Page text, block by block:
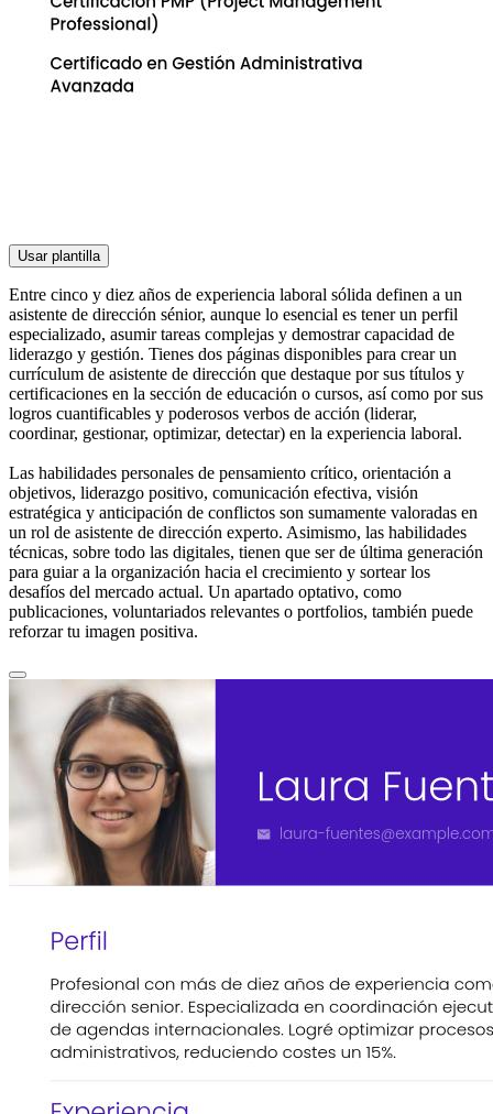
Usar plantilla
Entre cinco y diez años de experiencia laboral sólida definen a un
asistente de dirección sénior, aunque lo esencial es tener un perfil
especializado, asumir tareas complejas y demostrar capacidad de
liderazgo y gestión. Tienes dos páginas disponibles para crear un
currículum de asistente de dirección que destaque por sus títulos y
certificaciones en la sección de educación o cursos, así como por sus
logros cuantificables y poderosos verbos de acción (liderar,
coordinar, gestionar, optimizar, detectar) en la experiencia laboral.
Las habilidades personales de pensamiento crítico, orientación a
objetivos, liderazgo positivo, comunicación efectiva, visión
estratégica y anticipación de conflictos son sumamente valoradas en
un rol de asistente de dirección experto. Asimismo, las habilidades
técnicas, sobre todo las digitales, tienen que ser de última generación
para guiar a la organización hacia el crecimiento y sortear los
desafíos del mercado actual. Un apartado optativo, como
publicaciones, voluntariados relevantes o portfolios, también puede
reforzar tu imagen positiva.